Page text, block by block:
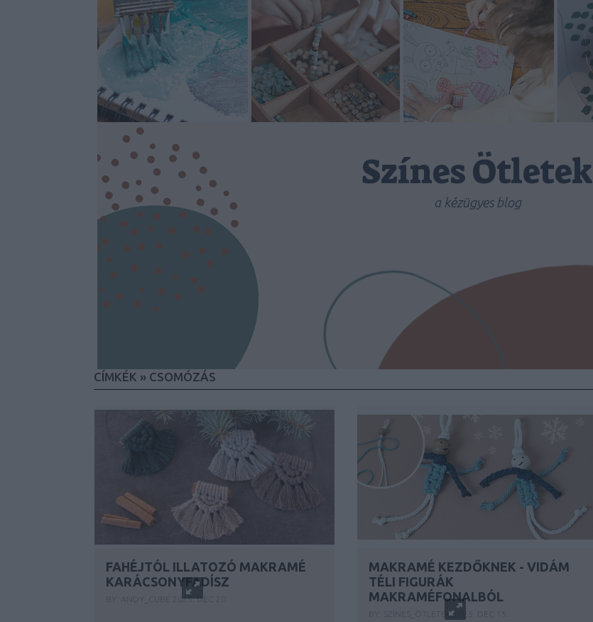
Színes Ötletek
a kézügyes blog
CÍMKÉK » CSOMÓZÁS
FAHÉJTÓL ILLATOZÓ MAKRAMÉ
KARÁCSONYFADÍSZ
2025. DEC 20.
MAKRAMÉ KEZDŐKNEK - VIDÁM
TÉLI FIGURÁK
MAKRAMÉFONALBÓL
SZÍNES_ÖTLETEK2025. DEC 15.